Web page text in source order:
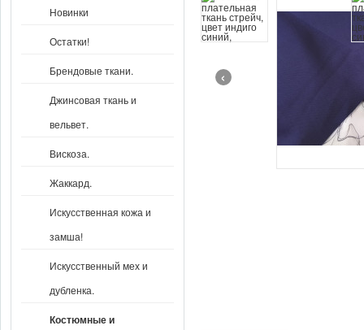
Новинки
Остатки!
Брендовые ткани.
Джинсовая ткань и
вельвет.
Вискоза.
Жаккард.
Искусственная кожа и
замша!
Искусственный мех и
дубленка.
Костюмные и
‹